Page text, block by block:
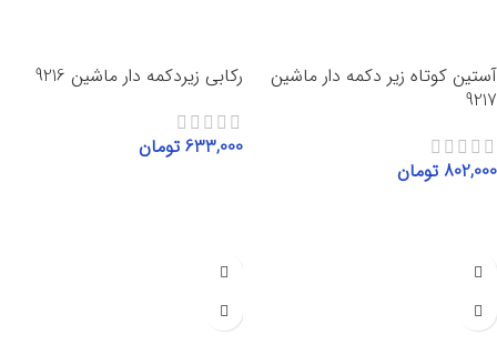
آستین کوتاه زیر دکمه دار ماشین
9217
802,000 تومان
رکابی زیردکمه دار ماشین 9216
633,000 تومان